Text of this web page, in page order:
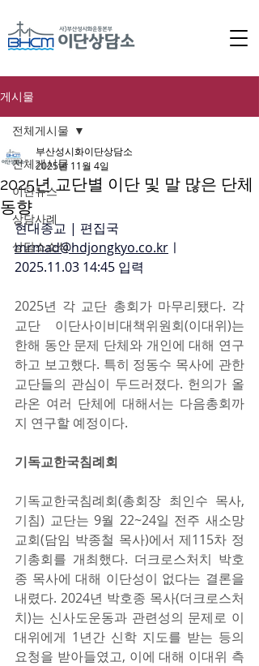
게시물
전체게시물
이단뉴스
상담사례
상담소소식
전체게시물
2025년 교단별 이단 및 말 많은 단체
동향
부산성시화이단상담소
2025년 11월 4일
현대종교 | 편집국
mrmad@hdjongkyo.co.kr ㅣ
2025.11.03 14:45 입력
2025년 각 교단 총회가 마무리됐다. 각
교단 이단사이비대책위원회(이대위)는
한해 동안 문제 단체와 개인에 대해 연구
하고 보고했다. 특히 정동수 목사에 관한
교단들의 관심이 두드러졌다. 헌의가 올
라온 여러 단체에 대해서는 다음총회까
지 연구할 예정이다.
기독교한국침례회
기독교한국침례회(총회장 최인수 목사,
기침) 교단는 9월 22~24일 전주 새소망
교회(담임 박종철 목사)에서 제115차 정
기총회를 개최했다. 더크로스처치 박호
종 목사에 대해 이단성이 없다는 결론을
내렸다. 2024년 박호종 목사(더크로스처
치)는 신사도운동과 관련성의 문제로 이
대위에게 1년간 신학 지도를 받는 등의
요청을 받아들였고, 이에 대해 이대위 측